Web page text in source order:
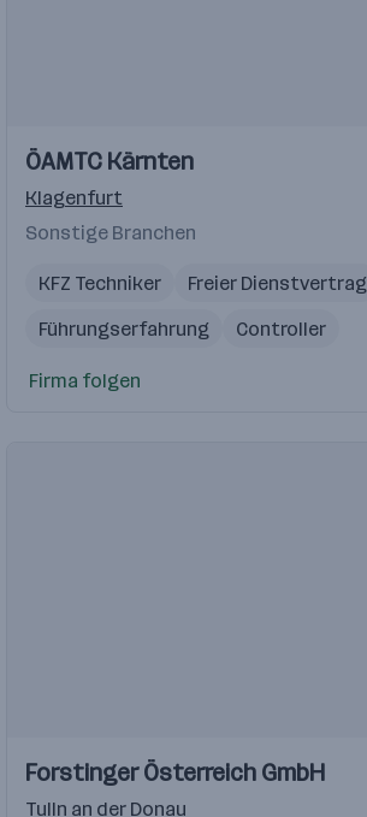
ÖAMTC Kärnten
Klagenfurt
Sonstige Branchen
KFZ Techniker Freier Dienstvertrag
Führungserfahrung
Controller
IT Systemadministrator
Firma folgen
Einblicke
Forstinger Österreich GmbH
Tulln an der Donau